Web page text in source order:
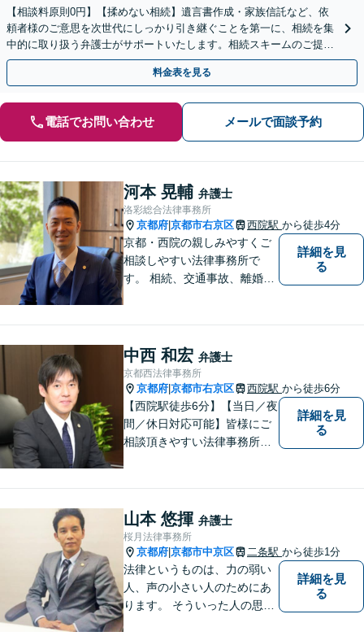
【相談料原則0円】【揉めない相続】遺言書作成・家族信託など、依
頼者様のご意思を次世代にしっかり引き継ぐことを第一に、相続を集
中的に取り扱う弁護士がサポートいたします。相続スキームのご提案
から遺言執行まで責任を持って対応させていただきます。
料金表を見る
電話でお問い合わせ メールで面談予約
河本 晃輔 弁護士
洛彩総合法律事務所
京都府 京都市右京区 西院駅 から徒歩4分
京都・西院の親しみやすくご
相談しやすい法律事務所で
す。 相続、交通事故、離婚、
詳細を見
る
中西 和宏 弁護士
京都西法律事務所
京都府 京都市右京区 西院駅 から徒歩6分
【西院駅徒歩6分】【当日／夜
間／休日対応可能】皆様にご
相談頂きやすい法律事務所を
応可能。【法テラス利用可】
ご相談者様に寄り添って対
応。お悩みの方はお気軽にご
相談ください。
詳細を見
る
山本 悠揮 弁護士
桜月法律事務所
京都府 京都市中京区 二条駅 から徒歩1分
法律というものは、力の弱い
人、声の小さい人のためにあ
ります。 そういった人の思い
詳細を見
る